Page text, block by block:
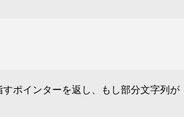
ポインターを返し、もし部分文字列